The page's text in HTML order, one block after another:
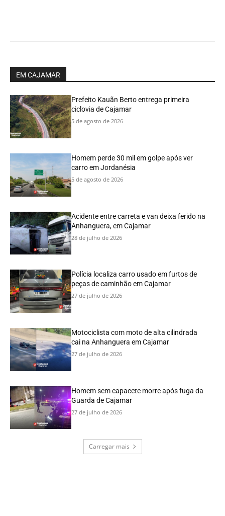
EM CAJAMAR
Prefeito Kauãn Berto entrega primeira
ciclovia de Cajamar
5 de agosto de 2026
Homem perde 30 mil em golpe após ver
carro em Jordanésia
5 de agosto de 2026
Acidente entre carreta e van deixa ferido na
Anhanguera, em Cajamar
28 de julho de 2026
Polícia localiza carro usado em furtos de
peças de caminhão em Cajamar
27 de julho de 2026
Motociclista com moto de alta cilindrada
cai na Anhanguera em Cajamar
27 de julho de 2026
Homem sem capacete morre após fuga da
Guarda de Cajamar
27 de julho de 2026
Carregar mais